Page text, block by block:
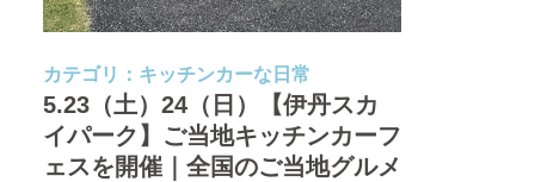
カテゴリ： キッチンカーな日常
5.23（土）24（日）【伊丹スカ
イパーク】ご当地キッチンカーフ
ェスを開催｜全国のご当地グルメ